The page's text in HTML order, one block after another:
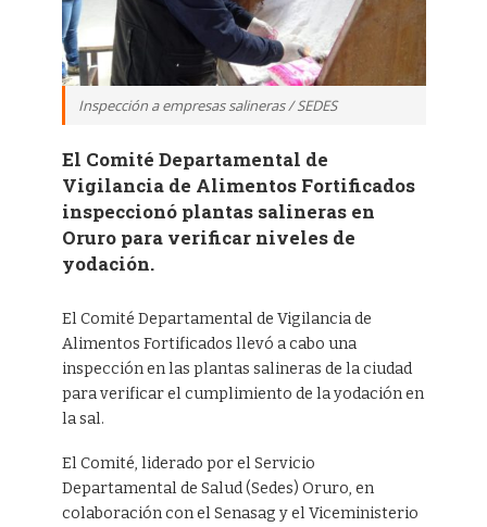
Inspección a empresas salineras / SEDES
El Comité Departamental de
Vigilancia de Alimentos Fortificados
inspeccionó plantas salineras en
Oruro para verificar niveles de
yodación.
El Comité Departamental de Vigilancia de
Alimentos Fortificados llevó a cabo una
inspección en las plantas salineras de la ciudad
para verificar el cumplimiento de la yodación en
la sal.
El Comité, liderado por el Servicio
Departamental de Salud (Sedes) Oruro, en
colaboración con el Senasag y el Viceministerio